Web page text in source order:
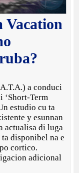
Vacation
a conduci
‘Short-Term
estudio cu ta
y esunnan
actualisa di luga
disponibel na e
cortico.
adicional